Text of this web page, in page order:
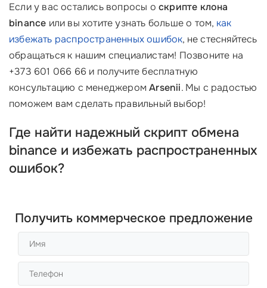
Если у вас остались вопросы о скрипте клона
binance или вы хотите узнать больше о том, как
избежать распространенных ошибок, не стесняйтесь
обращаться к нашим специалистам! Позвоните на
+373 601 066 66 и получите бесплатную
консультацию с менеджеромArsenii. Мы с радостью
поможем вам сделать правильный выбор!
Где найти надежный скрипт обмена
binance и избежать распространенных
ошибок?
Получить коммерческое предложение